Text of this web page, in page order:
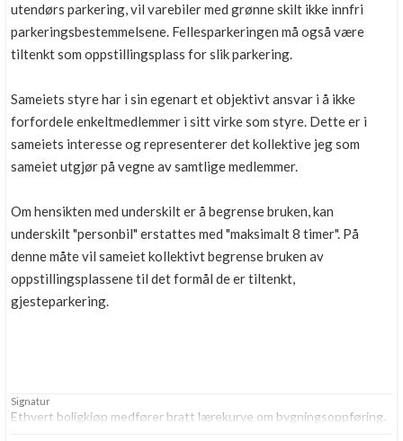
utendørs parkering, vil varebiler med grønne skilt ikke innfri
parkeringsbestemmelsene. Fellesparkeringen må også være
tiltenkt som oppstillingsplass for slik parkering.
Sameiets styre har i sin egenart et objektivt ansvar i å ikke
forfordele enkeltmedlemmer i sitt virke som styre. Dette er i
sameiets interesse og representerer det kollektive jeg som
sameiet utgjør på vegne av samtlige medlemmer.
Om hensikten med underskilt er å begrense bruken, kan
underskilt "personbil" erstattes med "maksimalt 8 timer". På
denne måte vil sameiet kollektivt begrense bruken av
oppstillingsplassene til det formål de er tiltenkt,
gjesteparkering.
Signatur
Ethvert boligkjøp medfører bratt lærekurve om bygningsoppføring.